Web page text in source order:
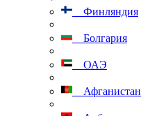
Финляндия
Болгария
ОАЭ
Афганистан